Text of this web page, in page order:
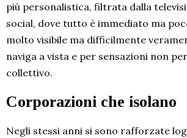
più personalistica, filtrata dalla
social, dove tutto è immediato ma
molto visibile ma difficilmente
naviga a vista e per sensazioni non
collettivo.
Corporazioni che isolano
Negli stessi anni si sono rafforzate